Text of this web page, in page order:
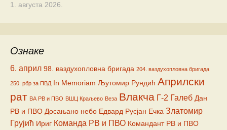
1. августа 2026.
Ознаке
6. април 98. ваздухопловна бригада 204. ваздухопловна бригада
250. рбр за ПВД In Memoriam Љутомир Рундић Априлски
рат ВА РВ и ПВО ВШЦ Краљево Веза Влакча Г-2 Галеб Дан
РВ и ПВО Досањано небо Едвард Русјан Ечка Златомир
Грујић Ириг Команда РВ и ПВО Командант РВ и ПВО